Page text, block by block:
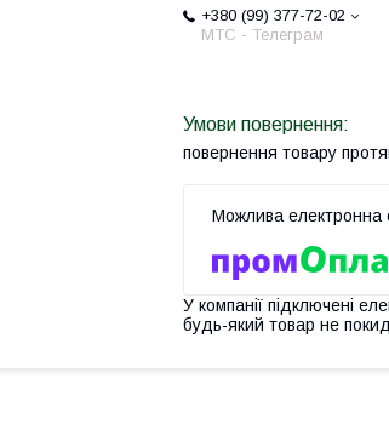
+380 (99) 377-72-02
МТС - Телеграм
повернення товару
У компанії підключені
будь-який товар не